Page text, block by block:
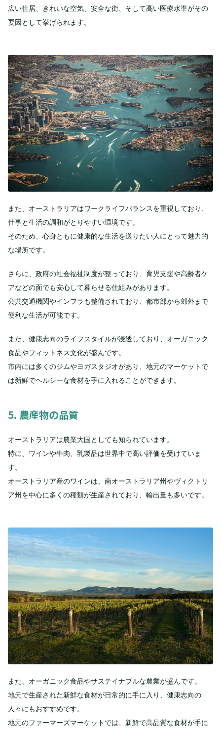
広い住居、きれいな空気、安全な街、そして高い医療水準がその
要因として挙げられます。
また、オーストラリアはワークライフバランスを重視しており、
仕事と生活の調和がとりやすい環境です。
そのため、心身ともに健康的な生活を送りたい人にとって魅力的
な場所です。
さらに、政府の社会福祉制度が整っており、育児支援や高齢者ケ
アなどの面でも安心して暮らせる仕組みがあります。
公共交通機関やインフラも整備されており、都市部から郊外まで
便利な生活が可能です。
また、健康志向のライフスタイルが浸透しており、オーガニック
食品やフィットネス文化が盛んです。
市内には多くのジムやヨガスタジオがあり、地元のマーケットで
は新鮮でヘルシーな食材を手に入れることができます。
5. 農産物の品質
オーストラリアは農業大国としても知られています。
特に、ワインや牛肉、乳製品は世界中で高い評価を受けていま
す。
オーストラリア産のワインは、南オーストラリア州やヴィクトリ
ア州を中心に多くの種類が生産されており、輸出量も多いです。
また、オーガニック食品やサステイナブルな農業が盛んです。
地元で生産された新鮮な食材が日常的に手に入り、健康志向の
人々にもおすすめです。
地元のファーマーズマーケットでは、新鮮で高品質な食材が手に